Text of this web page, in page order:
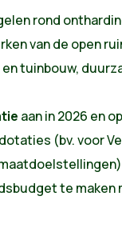
rond
van de open
tuinbouw,
aan in 2026 en
(bv. voor
te maken